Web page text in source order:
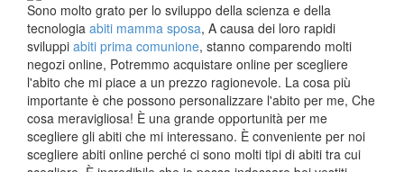
Sono molto grato per lo sviluppo della scienza e della
tecnologia abiti mamma sposa, A causa dei loro rapidi
sviluppi abiti prima comunione, stanno comparendo molti
negozi online, Potremmo acquistare online per scegliere
l'abito che mi piace a un prezzo ragionevole. La cosa più
importante è che possono personalizzare l'abito per me, Che
cosa meravigliosa! È una grande opportunità per me
scegliere gli abiti che mi interessano. È conveniente per noi
scegliere abiti online perché ci sono molti tipi di abiti tra cui